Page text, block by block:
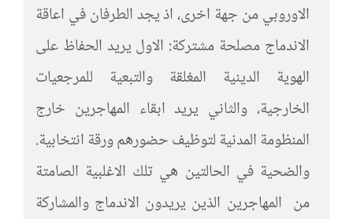
الاوروبي من جهة اخرى، اذ يجد الطرفان في اعاقة
الاندماج مصلحة مشتركة: الاول يريد الحفاظ على
الهوية الدينية المغلقة والتبعية للمرجعيات
الخارجية، والثاني يريد ابقاء المهاجرين خارج
المنظومة المدنية لتوظيف حضورهم ورقة انتخابية.
والضحية في الحالتين هي تلك الاغلبية الصامتة
من المهاجرين الذين يريدون الاندماج والمشاركة